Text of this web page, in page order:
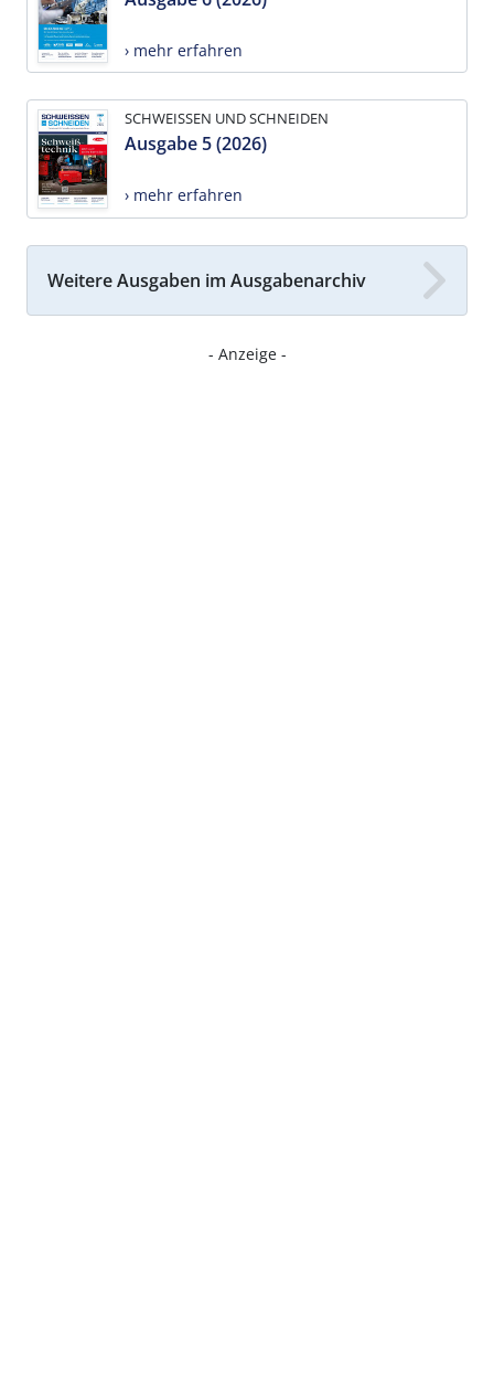
› mehr erfahren
SCHWEISSEN UND SCHNEIDEN
Ausgabe 5 (2026)
› mehr erfahren
Weitere Ausgaben im Ausgabenarchiv
- Anzeige -